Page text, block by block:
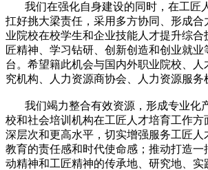
我们在强化自身建设的同时，在工匠
扛好挑大梁责任，采用多方协同、形成合
业院校在校学生和企业技能人才提升综合
匠精神、学习钻研、创新创造和创业就
台。希望籍此机会与国内外职业院校、
究机构、人力资源商协会、人力资源服务
我们竭力整合有效资源，形成专业化
校和社会培训机构在工匠人才培育工作方
深层次和更高水平，切实增强服务工匠人
教育的责任感和时代使命感；推动打造一
动精神和工匠精神的传承地、研究地、实